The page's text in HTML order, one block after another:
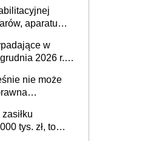
aparatu
w
2026 r.) –
i administracja
nie może
tys. zł, to